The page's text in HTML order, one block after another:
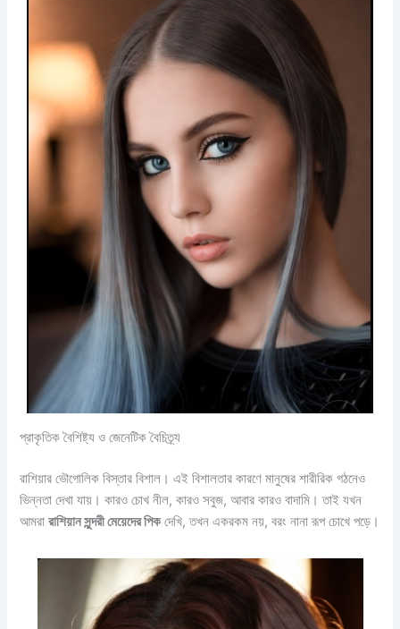
প্রাকৃতিক বৈশিষ্ট্য ও জেনেটিক বৈচিত্র্য
রাশিয়ার ভৌগোলিক বিস্তার বিশাল। এই বিশালতার কারণে মানুষের শারীরিক গঠনেও
ভিন্নতা দেখা যায়। কারও চোখ নীল, কারও সবুজ, আবার কারও বাদামি। তাই যখন
আমরারাশিয়ান সুন্দরী মেয়েদের পিক দেখি, তখন একরকম নয়, বরং নানা রূপ চোখে পড়ে।